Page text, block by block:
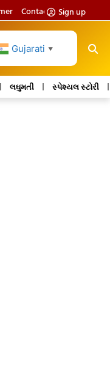
Contact usSign up
Gujarati ▼
લઘુમતી સ્પેશ્યલ સ્ટોરી